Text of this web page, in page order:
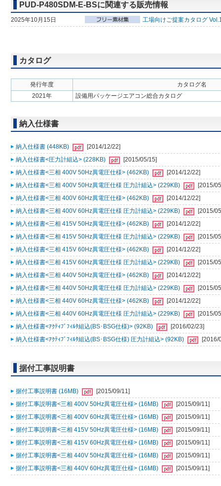
PUD-P480SDM-E-BSに関連する販売情報
2025年10月15日 工場向けご提案カタログ
カタログ
発行年度
カタログ名
2021年
設備用パッケージエアコン総合カタログ
納入仕様書
納入仕様書 (448KB)
[2014/12/22]
納入仕様書<圧力計組込> (228KB)
[2015/05/15]
納入仕様書<三相 400V 50Hz異電圧仕様> (462KB)
[2014/12/22]
納入仕様書<三相 400V 50Hz異電圧仕様 圧力計組込> (229KB)
[2015/
納入仕様書<三相 400V 60Hz異電圧仕様> (462KB)
[2014/12/22]
納入仕様書<三相 400V 60Hz異電圧仕様 圧力計組込> (229KB)
[2015/
納入仕様書<三相 415V 50Hz異電圧仕様> (462KB)
[2014/12/22]
納入仕様書<三相 415V 50Hz異電圧仕様 圧力計組込> (229KB)
[2015/
納入仕様書<三相 415V 60Hz異電圧仕様> (462KB)
[2014/12/22]
納入仕様書<三相 415V 60Hz異電圧仕様 圧力計組込> (229KB)
[2015/
納入仕様書<三相 440V 50Hz異電圧仕様> (462KB)
[2014/12/22]
納入仕様書<三相 440V 50Hz異電圧仕様 圧力計組込> (229KB)
[2015/
納入仕様書<三相 440V 60Hz異電圧仕様> (462KB)
[2014/12/22]
納入仕様書<三相 440V 60Hz異電圧仕様 圧力計組込> (229KB)
[2015/
納入仕様書<ｱｸﾃｨﾌﾞﾌｨﾙﾀ組込(BS･BSG仕様)> (92KB)
[2016/02/23]
納入仕様書<ｱｸﾃｨﾌﾞﾌｨﾙﾀ組込(BS･BSG仕様) 圧力計組込> (92KB)
[2016/
据付工事説明書
据付工事説明書 (16MB)
[2015/09/11]
据付工事説明書<三相 400V 50Hz異電圧仕様> (16MB)
[2015/09/11]
据付工事説明書<三相 400V 60Hz異電圧仕様> (16MB)
[2015/09/11]
据付工事説明書<三相 415V 50Hz異電圧仕様> (16MB)
[2015/09/11]
据付工事説明書<三相 415V 60Hz異電圧仕様> (16MB)
[2015/09/11]
据付工事説明書<三相 440V 50Hz異電圧仕様> (16MB)
[2015/09/11]
据付工事説明書<三相 440V 60Hz異電圧仕様> (16MB)
[2015/09/11]